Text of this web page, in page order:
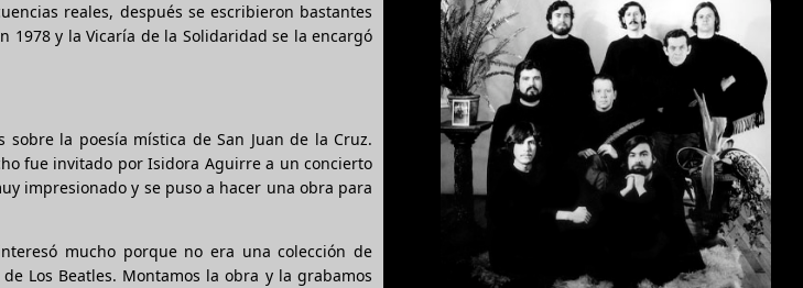
reales, después se escribieron bastantes
1978 y la Vicaría de la Solidaridad se la encargó
la poesía mística de San Juan de la Cruz.
fue invitado por Isidora Aguirre a un concierto
impresionado y se puso a hacer una obra para
mucho porque no era una colección de
Los Beatles. Montamos la obra y la grabamos